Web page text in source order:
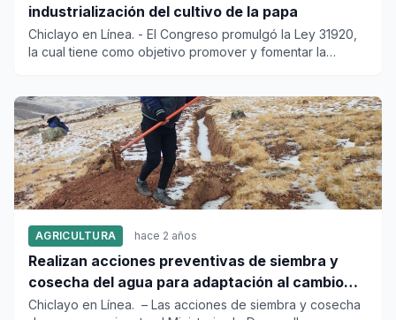
industrialización del cultivo de la papa
Chiclayo en Línea. - El Congreso promulgó la Ley 31920,
la cual tiene como objetivo promover y fomentar la
AGRICULTURA hace 2 años
Realizan acciones preventivas de siembra y
cosecha del agua para adaptación al cambio
climático
Chiclayo en Línea. – Las acciones de siembra y cosecha